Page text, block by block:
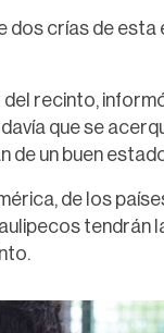
crías de esta
recinto,
que se
de un buen
de los